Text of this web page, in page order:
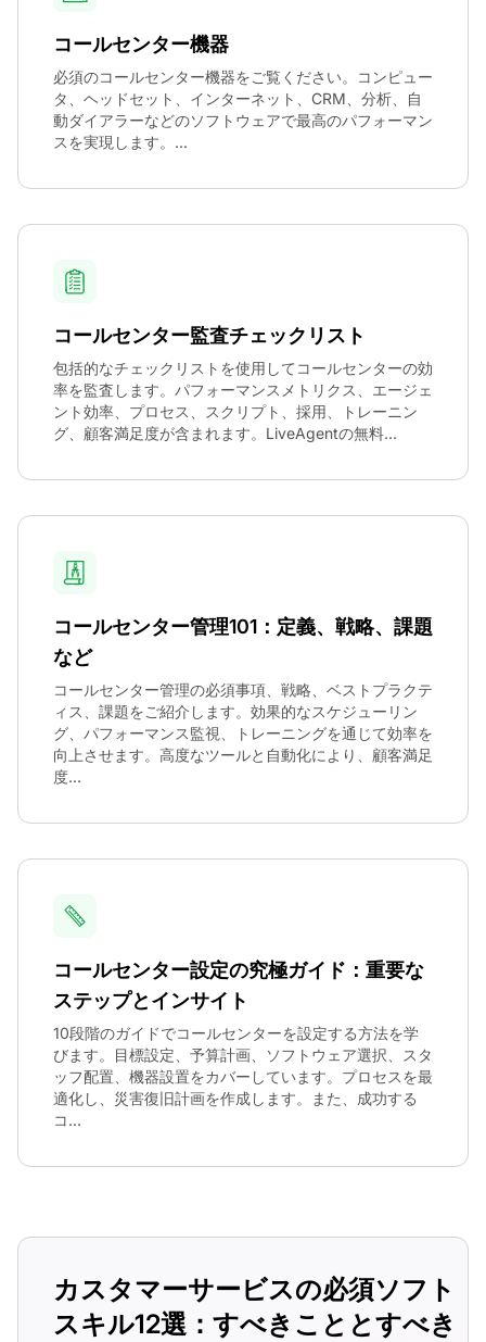
コールセンター機器
必須のコールセンター機器をご覧ください。コンピュー
タ、ヘッドセット、インターネット、CRM、分析、自
動ダイアラーなどのソフトウェアで最高のパフォーマン
スを実現します。...
コールセンター監査チェックリスト
包括的なチェックリストを使用してコールセンターの効
率を監査します。パフォーマンスメトリクス、エージェ
ント効率、プロセス、スクリプト、採用、トレーニン
グ、顧客満足度が含まれます。LiveAgentの無料...
コールセンター管理101：定義、戦略、課題
など
コールセンター管理の必須事項、戦略、ベストプラクテ
ィス、課題をご紹介します。効果的なスケジューリン
グ、パフォーマンス監視、トレーニングを通じて効率を
向上させます。高度なツールと自動化により、顧客満足
度...
コールセンター設定の究極ガイド：重要な
ステップとインサイト
10段階のガイドでコールセンターを設定する方法を学
びます。目標設定、予算計画、ソフトウェア選択、スタ
ッフ配置、機器設置をカバーしています。プロセスを最
適化し、災害復旧計画を作成します。また、成功する
コ...
カスタマーサービスの必須ソフト
スキル12選：すべきこととすべき